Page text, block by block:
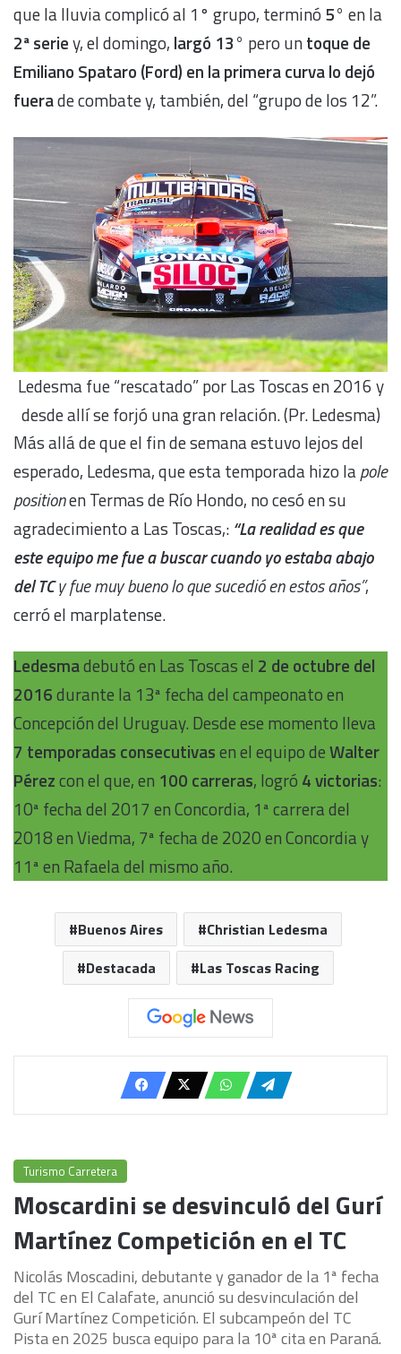
que la lluvia complicó al 1° grupo, terminó 5° en la
2ª seriey, el domingo, largó 13° pero untoque de
Emiliano Spataro (Ford) en la primera curva lo dejó
fuerade combate y, también, del “grupo de los 12”.
Ledesma fue “rescatado” por Las Toscas en 2016 y
desde allí se forjó una gran relación. (Pr. Ledesma)
Más allá de que el fin de semana estuvo lejos del
esperado, Ledesma, que esta temporada hizo lapole
positionen Termas de Río Hondo, no cesó en su
agradecimiento a Las Toscas,: “La realidad es que
este equipo me fue a buscar cuando yo estaba abajo
del TCy fue muy bueno lo que sucedió en estos años”,
cerró el marplatense.
Ledesmadebutó en Las Toscas el 2 de octubre del
2016durante la 13ª fecha del campeonato en
Concepción del Uruguay. Desde ese momento lleva
7 temporadas consecutivasen el equipo deWalter
Pérezcon el que, en 100 carreras, logró 4 victorias:
10ª fecha del 2017 en Concordia, 1ª carrera del
2018 en Viedma, 7ª fecha de 2020 en Concordia y
11ª en Rafaela del mismo año.
Buenos Aires
Christian Ledesma
Destacada
Las Toscas Racing